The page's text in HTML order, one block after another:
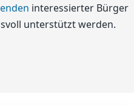
interessierter Bürger
unterstützt werden.